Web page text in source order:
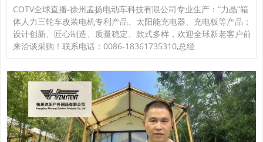
COTV全球直播-徐州孟扬电动车科技有限公司专业生产：“力晶”箱
体人力三轮车改装电机专利产品、太阳能充电器、充电板等产品；
设计创新、匠心制造、质量稳定、款式多样，欢迎全球新老客户前
来洽谈采购！联系电话：0086-18361735310,总经